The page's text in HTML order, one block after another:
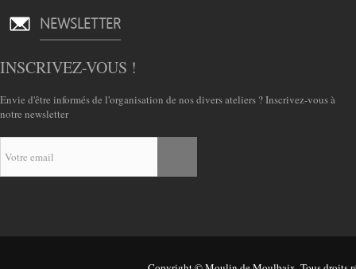
NEWSLETTER
INSCRIVEZ-VOUS !
Envie d'être informés de l'organisation de nos divers ateliers ? Inscrivez-vous à
notre newsletter